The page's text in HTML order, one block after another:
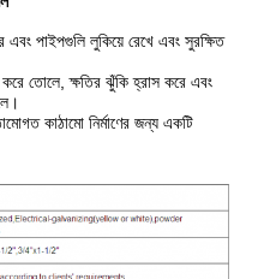
এবং পাইপগুলি লুকিয়ে রেখে এবং সুরক্ষিত
করে তোলে, ক্ষতির ঝুঁকি হ্রাস করে এবং
কাঠামো নির্মাণের জন্য একটি